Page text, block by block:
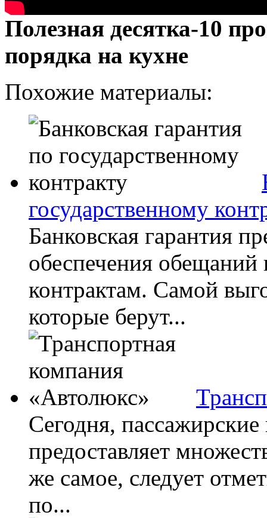
Полезная десятка-10
порядка на кухне
Похожие материалы:
государственному
Банковская гарантия
обеспечения обещаний
контрактам. Самой
которые берут...
Сегодня,
предоставляет
же самое, следует
по...